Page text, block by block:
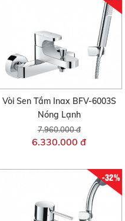
Vòi Sen Tắm Inax BFV-6003S
Nóng Lạnh
7.960.000 đ
6.330.000 đ
-32%